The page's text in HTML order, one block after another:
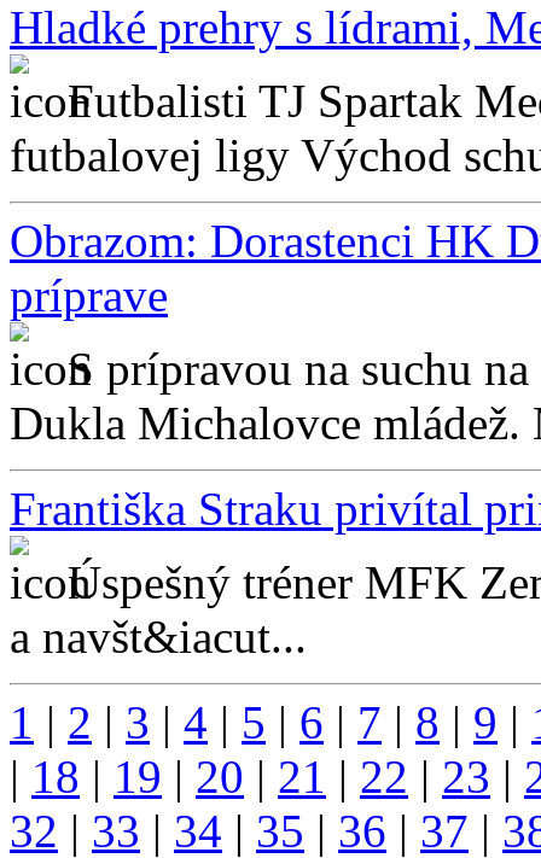
Hladké prehry s lídrami,
Futbalisti TJ Spartak
futbalovej ligy Východ
Obrazom: Dorastenci HK
príprave
S prípravou na suchu
Dukla Michalovce mládež.
Františka Straku privítal
Úspešný tréner MFK
a navšt&iacut...
1 | 2 | 3 | 4 | 5 | 6 | 7 | 8 | 9 |
| 18 | 19 | 20 | 21 | 22 | 23 |
32 | 33 | 34 | 35 | 36 | 37 |